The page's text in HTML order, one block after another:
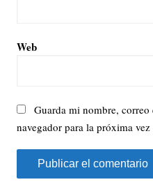
Web
Guarda mi nombre,
navegador para la próxima